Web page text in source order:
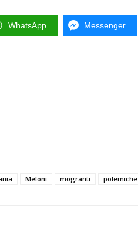
WhatsApp Messenger
Meloni mogranti polemiche